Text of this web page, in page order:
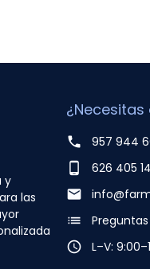
y
las
¿Necesitas
phone
957 944
phone_android
626 405
email
list
access_time
L–V: